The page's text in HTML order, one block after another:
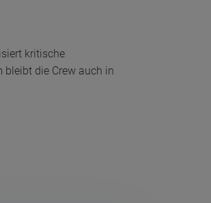
kritische
die Crew auch in